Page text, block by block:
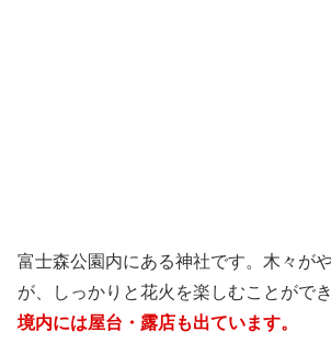
富士森公園内にある神社です。木々が
が、しっかりと花火を楽しむことができ
境内には屋台・露店も出ています。